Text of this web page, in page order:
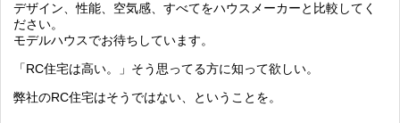
デザイン、性能、空気感、すべてをハウスメーカーと比較してく
ださい。
モデルハウスでお待ちしています。
「RC住宅は高い。」そう思ってる方に知って欲しい。
弊社のRC住宅はそうではない、ということを。